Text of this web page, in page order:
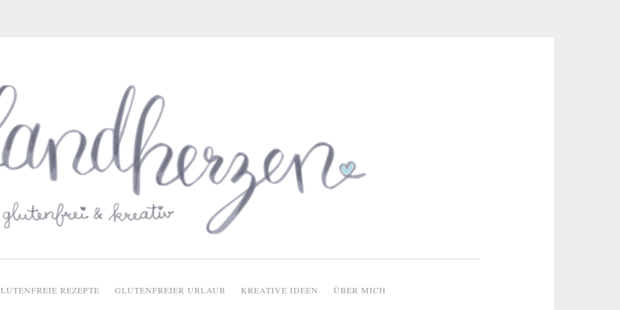
REZEPTE GLUTENFREIER URLAUB KREATIVE IDEEN ÜBER MICH